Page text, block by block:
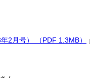
月号） （PDF 1.3MB）